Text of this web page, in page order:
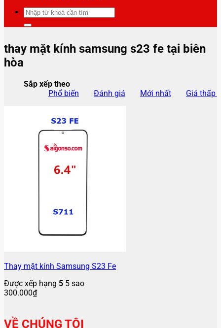
Tìm
kiếm:
thay mặt kính samsung s23 fe tại biên
hòa
Sắp xếp theo
Phổ biến
Đánh giá Mới nhất Giá thấp
Thay mặt kính Samsung S23 Fe
Được xếp hạng 5 5 sao
300.000₫
VỀ CHÚNG TÔI